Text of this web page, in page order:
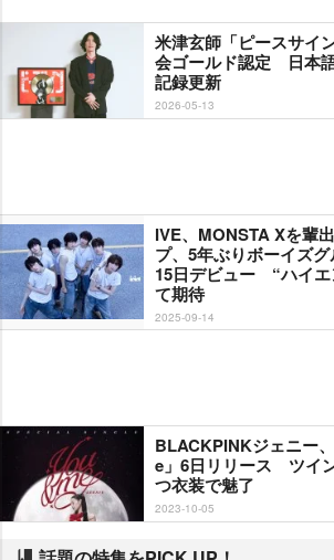
米津玄師「ピースサイ
会ゴールド認定 日本
記録更新
2026-05-13
IVE、MONSTA Xを輩
プ、5年ぶりボーイズ
15日デビュー “ハイエ
て期待
2025-09-14
BLACKPINKジェニー
e」6日リリース ツイ
つ衣装で魅了
2023-10-05